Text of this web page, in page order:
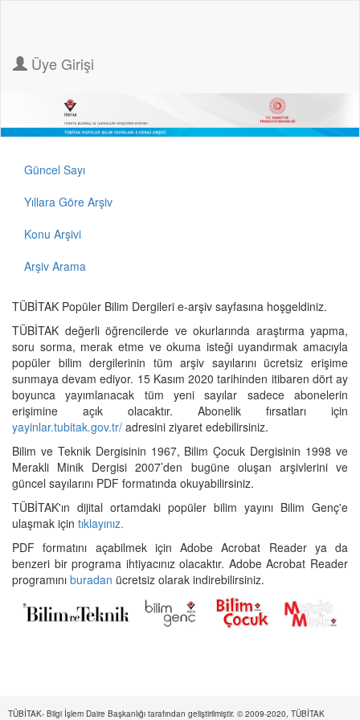
Üye Girişi
Güncel Sayı
Yıllara Göre Arşiv
Konu Arşivi
Arşiv Arama
TÜBİTAK Popüler Bilim Dergileri e-arşiv sayfasına hoşgeldiniz.
TÜBİTAK değerli öğrencilerde ve okurlarında araştırma yapma,
soru sorma, merak etme ve okuma isteği uyandırmak amacıyla
popüler bilim dergilerinin tüm arşiv sayılarını ücretsiz erişime
sunmaya devam ediyor. 15 Kasım 2020 tarihinden itibaren dört ay
boyunca yayımlanacak tüm yeni sayılar sadece abonelerin
erişimine açık olacaktır. Abonelik fırsatları için
yayinlar.tubitak.gov.tr/ adresini ziyaret edebilirsiniz.
Bilim ve Teknik Dergisinin 1967, Bilim Çocuk Dergisinin 1998 ve
Merakli Minik Dergisi 2007’den bugüne oluşan arşivlerini ve
güncel sayılarını PDF formatında okuyabilirsiniz.
TÜBİTAK'ın dijital ortamdaki popüler bilim yayını Bilim Genç'e
ulaşmak için tıklayınız.
PDF formatını açabilmek için Adobe Acrobat Reader ya da
benzeri bir programa ihtiyacınız olacaktır. Adobe Acrobat Reader
programını buradan ücretsiz olarak indirebilirsiniz.
TÜBİTAK- Bilgi İşlem Daire Başkanlığı tarafından geliştirilmiştir. © 2009-2020, TÜBİTAK